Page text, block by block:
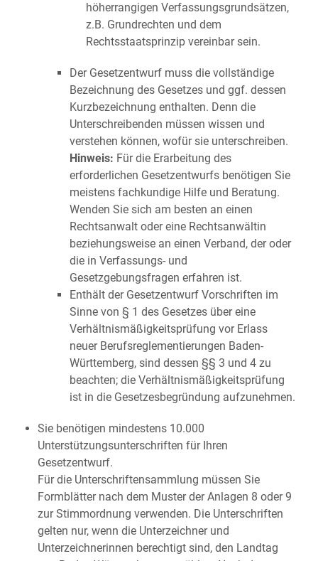
höherrangigen Verfassungsgrundsätzen,
z.B. Grundrechten und dem
Rechtsstaatsprinzip vereinbar sein.
Der Gesetzentwurf muss die vollständige
Bezeichnung des Gesetzes und ggf. dessen
Kurzbezeichnung enthalten. Denn die
Unterschreibenden müssen wissen und
verstehen können, wofür sie unterschreiben.
Hinweis: Für die Erarbeitung des
erforderlichen Gesetzentwurfs benötigen Sie
meistens fachkundige Hilfe und Beratung.
Wenden Sie sich am besten an einen
Rechtsanwalt oder eine Rechtsanwältin
beziehungsweise an einen Verband, der oder
die in Verfassungs- und
Gesetzgebungsfragen erfahren ist.
Enthält der Gesetzentwurf Vorschriften im
Sinne von § 1 des Gesetzes über eine
Verhältnismäßigkeitsprüfung vor Erlass
neuer Berufsreglementierungen Baden-
Württemberg, sind dessen §§ 3 und 4 zu
beachten; die Verhältnismäßigkeitsprüfung
ist in die Gesetzesbegründung aufzunehmen.
Sie benötigen mindestens 10.000
Unterstützungsunterschriften für Ihren
Gesetzentwurf.
Für die Unterschriftensammlung müssen Sie
Formblätter nach dem Muster der Anlagen 8 oder 9
zur Stimmordnung verwenden. Die Unterschriften
gelten nur, wenn die Unterzeichner und
Unterzeichnerinnen berechtigt sind, den Landtag